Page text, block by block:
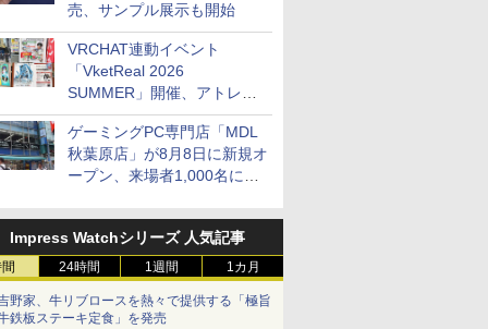
売、サンプル展示も開始
VRCHAT連動イベント
「VketReal 2026
SUMMER」開催、アトレ秋
葉原で「アイドルマスター」
コラボ、マイクラ/ROBLOX
の「プログラミング体験会」
がソフマップで開催など～
プストア編～
ゲーミングPC専門店「MDL
秋葉原店」が8月8日に新規オ
ープン、来場者1,000名にキ
ト
Impress Watchシリーズ 人気記事
24時間 1週間 1カ月
野家、牛リブロースを熱々で提供する「極旨
鉄板ステーキ定食」を発売